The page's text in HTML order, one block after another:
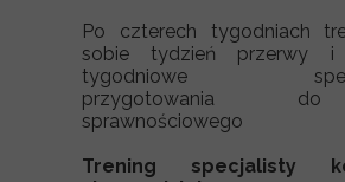
Po czterech tygodniach
sobie tydzień przerwy
tygodniowe
przygotowania
sprawnościowego
Trening specjalisty